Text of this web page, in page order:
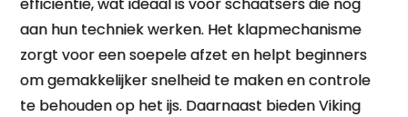
aan hun techniek werken. Het klapmechanisme
zorgt voor een soepele afzet en helpt beginners
om gemakkelijker snelheid te maken en controle
te behouden op het ijs. Daarnaast bieden Viking